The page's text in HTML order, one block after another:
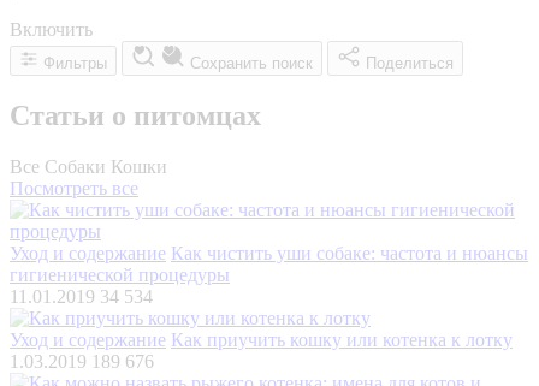
Включить
Фильтры Сохранить поиск Поделиться
Статьи о питомцах
Все Собаки Кошки
Посмотреть все
Уход и содержание Как чистить уши собаке: частота и нюансы
гигиенической процедуры
11.01.2019 34 534
Уход и содержание Как приучить кошку или котенка к лотку
1.03.2019 189 676